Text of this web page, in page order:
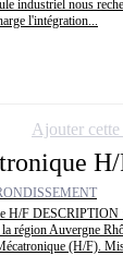
industriel nous
l'intégration...
H/F DESCRIPTION
région Auvergne
(H/F).
Ajouter